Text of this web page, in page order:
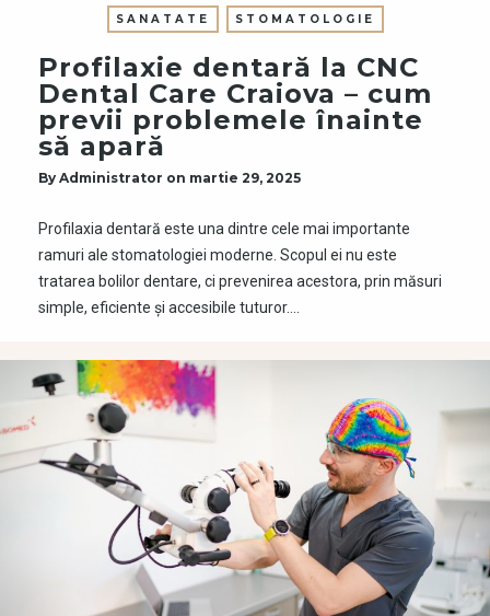
SANATATE STOMATOLOGIE
Profilaxie dentară la CNC
Dental Care Craiova – cum
previi problemele înainte
să apară
By Administrator on martie 29, 2025
Profilaxia dentară este una dintre cele mai importante
ramuri ale stomatologiei moderne. Scopul ei nu este
tratarea bolilor dentare, ci prevenirea acestora, prin măsuri
simple, eficiente și accesibile tuturor….